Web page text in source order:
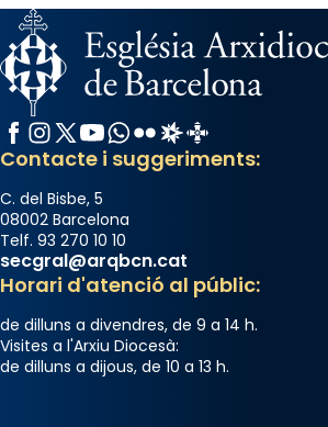
Facebook
Instagram
X / Twitter
YouTube
WhatsApp
FlickrRadio Estel
Catalunya
Contacte i suggeriments:
C. del Bisbe, 5
08002 Barcelona
Telf. 93 270 10 10
secgral@arqbcn.cat
Horari d'atenció al públic:
de dilluns a divendres, de 9 a 14 h.
Visites a l'Arxiu Diocesà:
de dilluns a dijous, de 10 a 13 h.